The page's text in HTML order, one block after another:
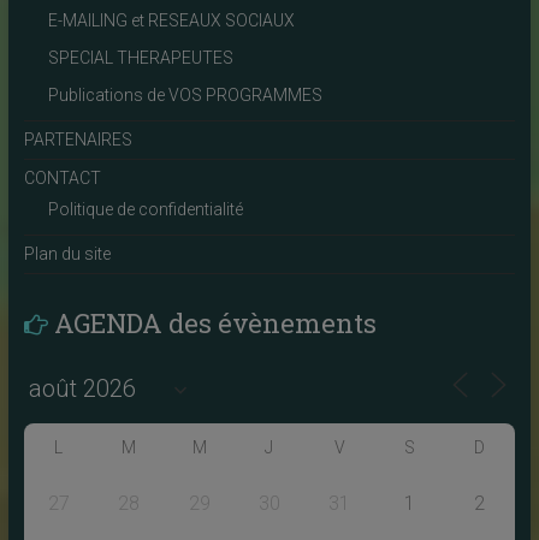
E-MAILING et RESEAUX SOCIAUX
SPECIAL THERAPEUTES
Publications de VOS PROGRAMMES
PARTENAIRES
CONTACT
Politique de confidentialité
Plan du site
AGENDA des évènements
M M J V S D
27 28 29 30 31 1 2